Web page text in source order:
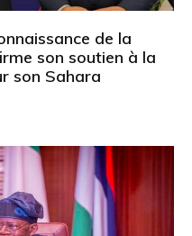
de la
son soutien à la
son Sahara